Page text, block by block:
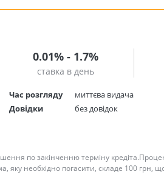
0.01% - 1.7%
ставка в день
Час розгляду
миттєва видача
Довідки
без довідок
по закінченню терміну
яку необхідно погасити, складе 100 грн,